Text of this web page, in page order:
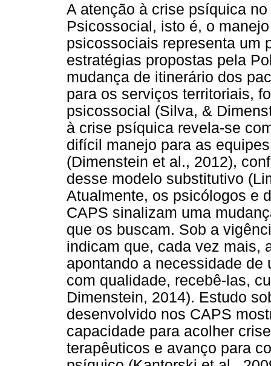
A atenção à crise psíquica
Psicossocial, isto é, o
psicossociais representa um
estratégias propostas pela
mudança de itinerário dos
para os serviços territoriais,
psicossocial (Silva, &
à crise psíquica revela-se
difícil manejo para as
(Dimenstein et al., 2012),
desse modelo substitutivo
Atualmente, os psicólogos e
CAPS sinalizam uma
que os buscam. Sob a
indicam que, cada vez mais,
apontando a necessidade de
com qualidade, recebê-las,
Dimenstein, 2014). Estudo
desenvolvido nos CAPS
capacidade para acolher
terapêuticos e avanço para